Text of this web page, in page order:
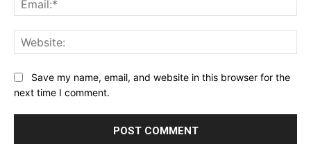
Save my name, email, and website in this browser for the
next time I comment.